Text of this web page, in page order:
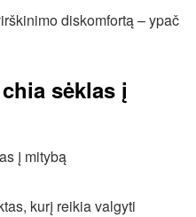
diskomfortą – ypač
sėklas į
kurį reikia valgyti